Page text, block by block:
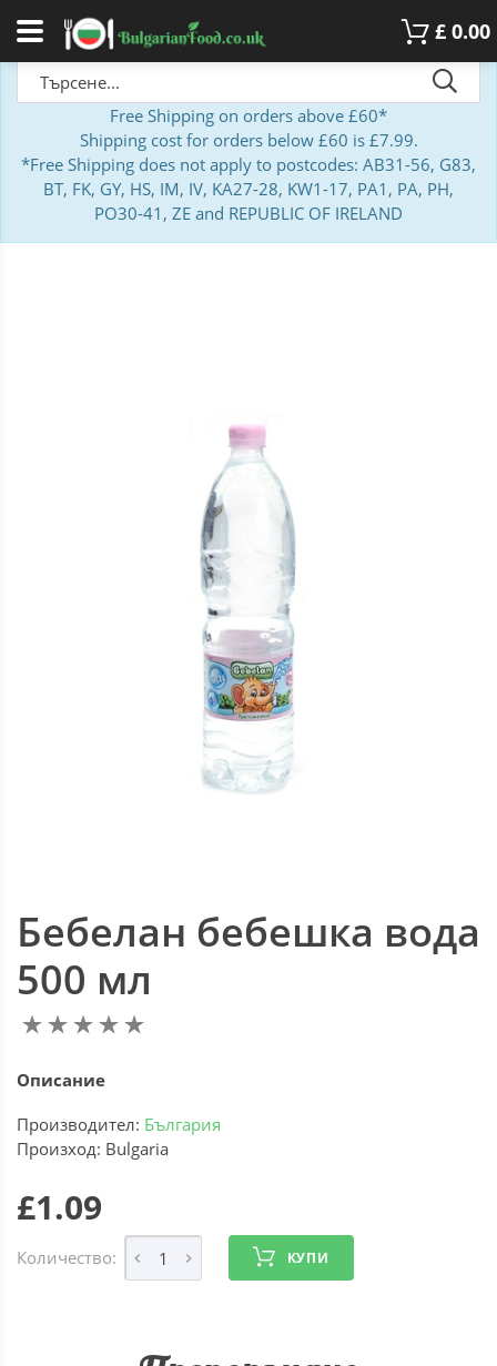
£ 0.00
Free Shipping on orders above £60*
Shipping cost for orders below £60 is £7.99.
*Free Shipping does not apply to postcodes: AB31-56, G83,
BT, FK, GY, HS, IM, IV, KA27-28, KW1-17, PA1, PA, PH,
PO30-41, ZE and REPUBLIC OF IRELAND
Бебелан бебешка вода
500 мл
Описание
Производител: България
Произход: Bulgaria
£1.09
Количество: КУПИ